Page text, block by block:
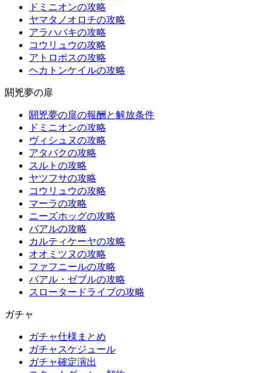
ドミニオンの攻略
ヤマタノオロチの攻略
アラハバキの攻略
コウリュウの攻略
アトロポスの攻略
ヘカトンケイルの攻略
閼兇夢の扉
閼兇夢の扉の報酬と解放条件
ドミニオンの攻略
ヴィシュヌの攻略
アタバクの攻略
スルトの攻略
ヤツフサの攻略
コウリュウの攻略
マーラの攻略
ニーズホッグの攻略
バアルの攻略
カルティケーヤの攻略
オオミツヌの攻略
ファフニールの攻略
バアル・ゼブルの攻略
スロータードライブの攻略
ガチャ
ガチャ仕様まとめ
ガチャスケジュール
ガチャ確定演出